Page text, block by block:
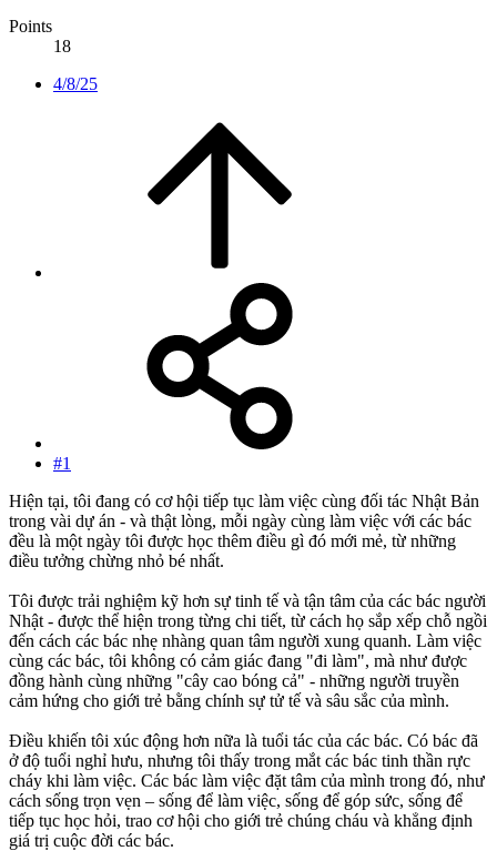
Points
18
4/8/25
#1
Hiện tại, tôi đang có cơ hội tiếp tục làm việc cùng đối tác Nhật Bản
trong vài dự án - và thật lòng, mỗi ngày cùng làm việc với các bác
đều là một ngày tôi được học thêm điều gì đó mới mẻ, từ những
điều tưởng chừng nhỏ bé nhất.
Tôi được trải nghiệm kỹ hơn sự tinh tế và tận tâm của các bác người
Nhật - được thể hiện trong từng chi tiết, từ cách họ sắp xếp chỗ ngồi
đến cách các bác nhẹ nhàng quan tâm người xung quanh. Làm việc
cùng các bác, tôi không có cảm giác đang "đi làm", mà như được
đồng hành cùng những "cây cao bóng cả" - những người truyền
cảm hứng cho giới trẻ bằng chính sự tử tế và sâu sắc của mình.
Điều khiến tôi xúc động hơn nữa là tuổi tác của các bác. Có bác đã
ở độ tuổi nghỉ hưu, nhưng tôi thấy trong mắt các bác tinh thần rực
cháy khi làm việc. Các bác làm việc đặt tâm của mình trong đó, như
cách sống trọn vẹn – sống để làm việc, sống để góp sức, sống để
tiếp tục học hỏi, trao cơ hội cho giới trẻ chúng cháu và khẳng định
giá trị cuộc đời các bác.